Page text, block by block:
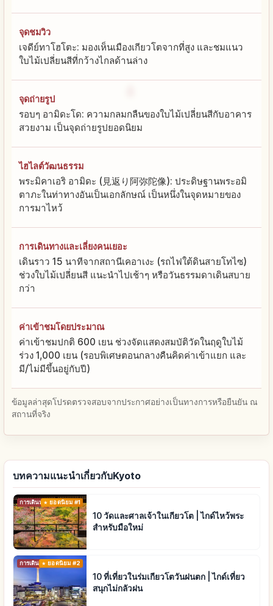
จุดชมวิว
เจดีย์ทาโฮโตะ: มองเห็นเมืองเกียวโตจากที่สูง และชมแนว
ใบไม้เปลี่ยนสีที่กว้างไกลด้านล่าง
จุดถ่ายรูป
รอบๆ อามิดะโด: ความกลมกลืนของใบไม้เปลี่ยนสีกับอาคาร
สวยงาม เป็นจุดถ่ายรูปยอดนิยม
ไฮไลต์วัฒนธรรม
พระมิคาเอริ อามิดะ (見返り阿弥陀像): ประดิษฐานพระอมิ
ตาภะในท่าทางอันเป็นเอกลักษณ์ เป็นหนึ่งในจุดหมายของ
การมาไหว้
การเดินทางและเลี่ยงคนเยอะ
เดินราว 15 นาทีจากสถานีเคอาเงะ (รถไฟใต้ดินสายโทไซ)
ช่วงใบไม้เปลี่ยนสี แนะนำไปเช้าๆ หรือวันธรรมดาเดินสบาย
กว่า
ค่าเข้าชมโดยประมาณ
ค่าเข้าชมปกติ 600 เยน ช่วงจัดแสดงสมบัติวัดในฤดูใบไม้
ร่วง 1,000 เยน (รอบพิเศษตอนกลางคืนคิดค่าเข้าแยก และ
มี/ไม่มีขึ้นอยู่กับปี)
ข้อมูลล่าสุดโปรดตรวจสอบจากประกาศอย่างเป็นทางการหรือยืนยัน ณ
สถานที่จริง
บทความแนะนำเกี่ยวกับKyoto
การเดินทาง ยอดนิยม #1
10 วัดและศาลเจ้าในเกียวโต | ไกด์ไหว้พระ
สำหรับมือใหม่
การเดินทางยอดนิยม #2
10 ที่เที่ยวในร่มเกียวโตวันฝนตก | ไกด์เที่ยว
สนุกไม่กลัวฝน